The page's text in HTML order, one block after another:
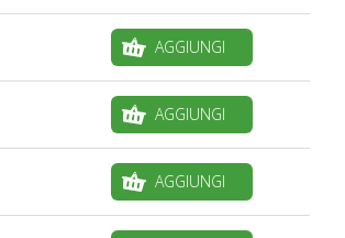
AGGIUNGI
AGGIUNGI
AGGIUNGI